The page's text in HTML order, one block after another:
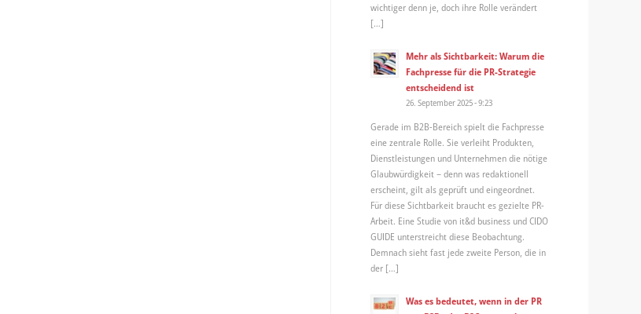
wichtiger denn je, doch ihre Rolle verändert
[…]
Mehr als Sichtbarkeit: Warum die
Fachpresse für die PR-Strategie
entscheidend ist
26. September 2025 - 9:23
Gerade im B2B-Bereich spielt die Fachpresse
eine zentrale Rolle. Sie verleiht Produkten,
Dienstleistungen und Unternehmen die nötige
Glaubwürdigkeit – denn was redaktionell
erscheint, gilt als geprüft und eingeordnet.
Für diese Sichtbarkeit braucht es gezielte PR-
Arbeit. Eine Studie von it&d business und CIDO
GUIDE unterstreicht diese Beobachtung.
Demnach sieht fast jede zweite Person, die in
der […]
Was es bedeutet, wenn in der PR